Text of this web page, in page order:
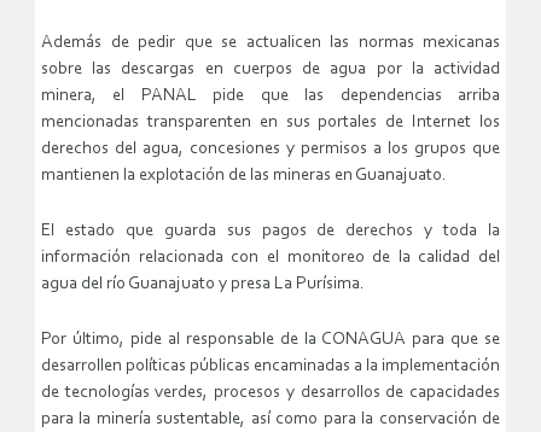
Además de pedir que se actualicen las normas mexicanas
sobre las descargas en cuerpos de agua por la actividad
minera, el PANAL pide que las dependencias arriba
mencionadas transparenten en sus portales de Internet los
derechos del agua, concesiones y permisos a los grupos que
mantienen la explotación de las mineras en Guanajuato.
El estado que guarda sus pagos de derechos y toda la
información relacionada con el monitoreo de la calidad del
agua del río Guanajuato y presa La Purísima.
Por último, pide al responsable de la CONAGUA para que se
desarrollen políticas públicas encaminadas a la implementación
de tecnologías verdes, procesos y desarrollos de capacidades
para la minería sustentable, así como para la conservación de